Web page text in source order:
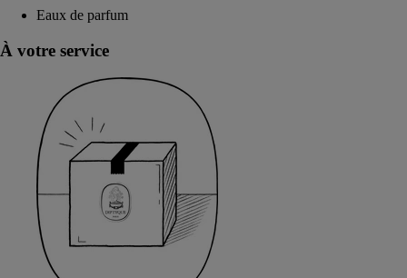
Eaux de parfum
À votre service